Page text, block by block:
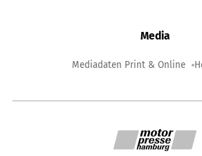
Media
Mediadaten Print & Online